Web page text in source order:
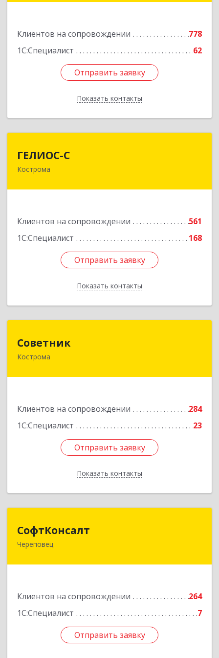
Клиентов на сопровождении
778
1С:Специалист
62
Отправить заявку
Показать контакты
Отправить заявку
Назад
ГЕЛИОС-С
Кострома
Клиентов на сопровождении
561
1С:Специалист
168
Отправить заявку
Показать контакты
156026, Костромская обл, г.о. город Кострома,
Отправить заявку
Назад
Советник
Кострома
Клиентов на сопровождении
284
1С:Специалист
23
Отправить заявку
Показать контакты
156000, Костромская обл, Кострома г, Ерохова
Отправить заявку
Назад
СофтКонсалт
Череповец
Клиентов на сопровождении
264
1С:Специалист
7
Отправить заявку
162614, Вологодская обл, Череповец г,
Отправить заявку